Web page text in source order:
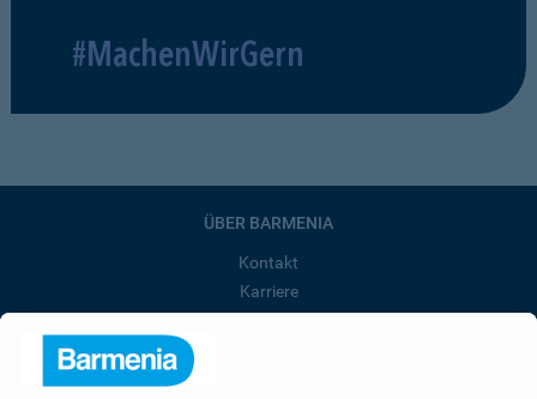
#MachenWirGern
ÜBER BARMENIA
Kontakt
Karriere